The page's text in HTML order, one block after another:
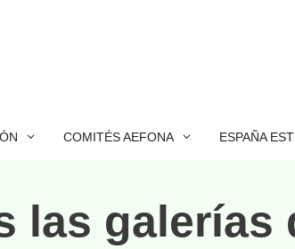
COMITÉS AEFONA ESPAÑA
las galerías